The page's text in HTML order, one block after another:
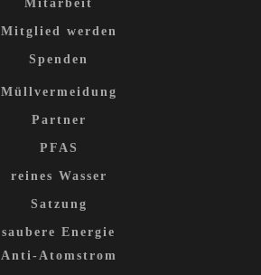
Mitarbeit
Mitglied werden
Spenden
Müllvermeidung
Partner
PFAS
reines Wasser
Satzung
saubere Energie
Anti-Atomstrom